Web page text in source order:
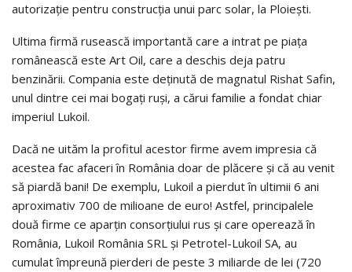
autorizaţie pentru construcţia unui parc solar, la Ploieşti.
Ultima firmă rusească importantă care a intrat pe piaţa
românească este Art Oil, care a deschis deja patru
benzinării. Compania este deţinută de magnatul Rishat Safin,
unul dintre cei mai bogaţi ruşi, a cărui familie a fondat chiar
imperiul Lukoil.
Dacă ne uităm la profitul acestor firme avem impresia că
acestea fac afaceri în România doar de plăcere şi că au venit
să piardă bani! De exemplu, Lukoil a pierdut în ultimii 6 ani
aproximativ 700 de milioane de euro! Astfel, principalele
două firme ce aparţin consorţiului rus şi care operează în
România, Lukoil România SRL şi Petrotel-Lukoil SA, au
cumulat împreună pierderi de peste 3 miliarde de lei (720